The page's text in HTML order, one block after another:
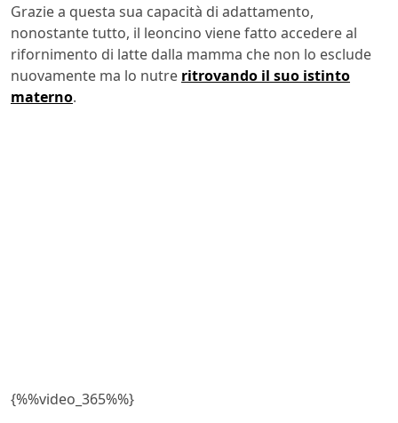
Grazie a questa sua capacità di adattamento,
nonostante tutto, il leoncino viene fatto accedere al
rifornimento di latte dalla mamma che non lo esclude
nuovamente ma lo nutre ritrovando il suo istinto
materno.
{%%video_365%%}